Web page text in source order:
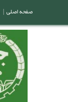
صفحه اصلی |